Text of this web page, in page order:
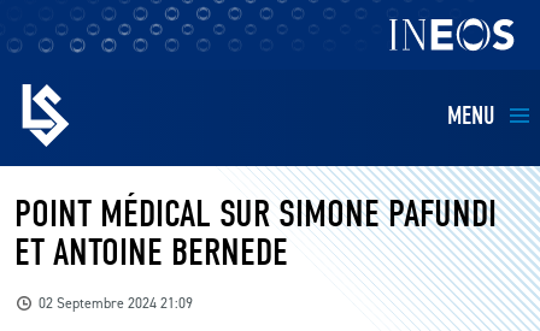
MENU
EQUIPES
BILLETTERIE
POINT MÉDICAL SUR SIMONE PAFUNDI
ET ANTOINE BERNEDE
02 Septembre 2024 21:09